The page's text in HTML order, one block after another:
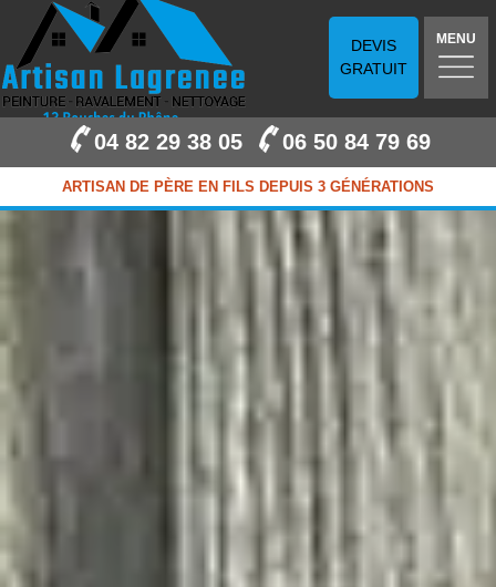
DEVIS
GRATUIT
MENU
04 82 29 38 05 06 50 84 79 69
ARTISAN DE PÈRE EN FILS DEPUIS 3 GÉNÉRATIONS